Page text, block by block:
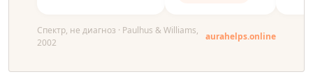
Спектр, не диагноз · Paulhus & Williams,
2002
aurahelps.online